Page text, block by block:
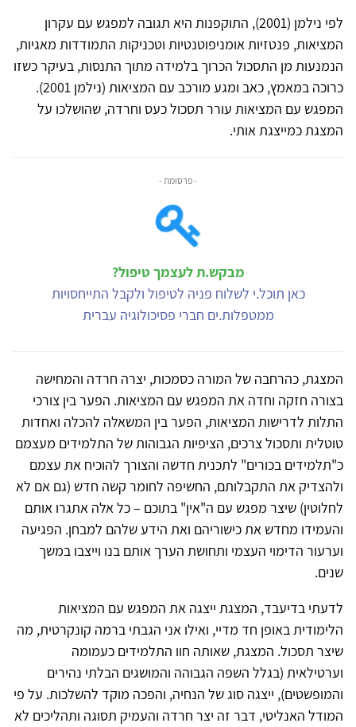
לפי נילמן (2001), התוקפנות היא תגובה למפגש עם עקרון
המציאות, פנטזיות אומניפוטנטיות וטכניקות התמודדות מאגיות,
הנמנעות מן התסכול הכרוך בלמידה מתוך התנסות, בעיקר כשזו
כרוכה במאמץ, כאב ומגע מורכב עם המציאות (נילמן 2001).
המפגש עם המציאות עורר תסכול כעס וחרדה, שהושלכו על
המצגת כמייצגת אותי.
- פרסומת -
מבקש.ת לעצמך טיפול?
כאן תוכל.י לשלוח פניה לטיפול ולקבל התייחסויות
ממטפלות.ים חברי פסיכולוגיה עברית
המצגת, כהרחבה של המורה כסמכות, יצרה חרדה והמחישה
בצורה חזקה וחדה את המפגש עם המציאות. הפער בין צורכי
התלות לדרישות המציאות, הפער בין המשאלה להכלה ואחדות
טוטלית ותסכול צרכים, הציפיות הגבוהות של התלמידים מעצמם
כ"תלמידים בכורים" לתכנית חדשה והצורך להוכיח את עצמם
ולהצדיק את התקבלותם, החשיפה לחומר קשה חדש (גם אם לא
לחלוטין) שיצר מפגש עם ה"אין" בתוכם – כל אלה אתגרו אותם
והעמידו מחדש את כישוריהם ואת הידע שלהם למבחן. הפגיעה
וערעור הדימוי העצמי ותחושת הערך אותם בנו וייצבו במשך
שנים.
לדעתי בדיעבד, המצגת ייצגה את המפגש עם המציאות
הלימודית באופן חד מדיי, ואילו אני הגבתי ברמה קונקרטית, מה
שיצר תסכול. המצגת, שאותה חוו התלמידים כעמומה
וערטילאית (בגלל השפה הגבוהה והמושגים הבלתי נהירים
והמופשטים), ייצגה סוג של הנחיה, והפכה מוקד להשלכות. על פי
המודל האנליטי, דבר זה יצר חרדה והעמיק תסוגה ותהליכים לא